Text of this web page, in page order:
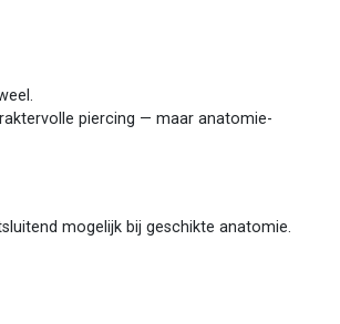
piercing — maar anatomie-
mogelijk bij geschikte anatomie.